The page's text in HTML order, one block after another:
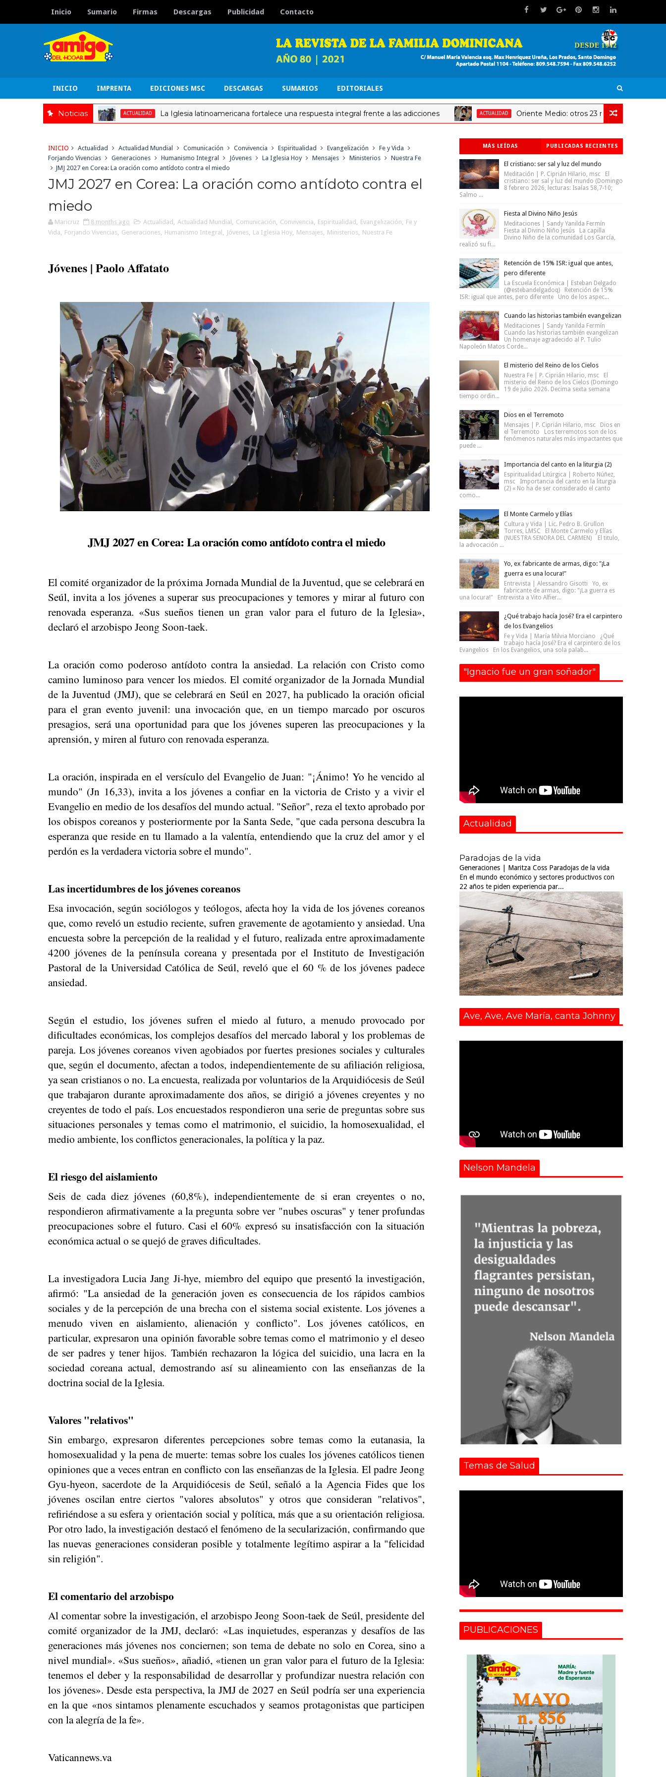
Inicio Sumario Firmas Descargas Publicidad Contacto
INICIO IMPRENTA EDICIONES MSC DESCARGAS SUMARIOS EDITORIALES
Noticias ACTUALIDAD La Iglesia latinoamericana fortalece una respuesta integral frente a las adicciones ACTUALIDAD Oriente Medio: otros 23 millones de niños en riesgo
INICIO Actualidad Actualidad Mundial Comunicación Convivencia Espiritualidad Evangelización
Fe y Vida
Forjando Vivencias
Generaciones Humanismo Integral Jóvenes La Iglesia Hoy Mensajes Ministerios
Nuestra Fe
JMJ 2027 en Corea: La oración como antídoto contra el miedo
JMJ 2027 en Corea: La oración como antídoto contra el
miedo
Maricruz 8 months ago Actualidad , Actualidad Mundial , Comunicación, Convivencia, Espiritualidad , Evangelización, Fe y
Vida, Forjando Vivencias, Generaciones, Humanismo Integral , Jóvenes, La Iglesia Hoy, Mensajes, Ministerios, Nuestra Fe
Jóvenes | Paolo Affatato
JMJ 2027 en Corea: La oración como antídoto contra el miedo
El comité organizador de la próxima Jornada Mundial de la Juventud, que se celebrará en
Seúl, invita a los jóvenes a superar sus preocupaciones y temores y mirar al futuro con
renovada esperanza. «Sus sueños tienen un gran valor para el futuro de la Iglesia»,
declaró el arzobispo Jeong Soon-taek.
La oración como poderoso antídoto contra la ansiedad. La relación con Cristo como
camino luminoso para vencer los miedos. El comité organizador de la Jornada Mundial
de la Juventud (JMJ), que se celebrará en Seúl en 2027, ha publicado la oración oficial
para el gran evento juvenil: una invocación que, en un tiempo marcado por oscuros
presagios, será una oportunidad para que los jóvenes superen las preocupaciones y la
aprensión, y miren al futuro con renovada esperanza.
La oración, inspirada en el versículo del Evangelio de Juan: "¡Ánimo! Yo he vencido al
mundo" (Jn 16,33), invita a los jóvenes a confiar en la victoria de Cristo y a vivir el
Evangelio en medio de los desafíos del mundo actual. "Señor", reza el texto aprobado por
los obispos coreanos y posteriormente por la Santa Sede, "que cada persona descubra la
esperanza que reside en tu llamado a la valentía, entendiendo que la cruz del amor y el
perdón es la verdadera victoria sobre el mundo".
Las incertidumbres de los jóvenes coreanos
Esa invocación, según sociólogos y teólogos, afecta hoy la vida de los jóvenes coreanos
que, como reveló un estudio reciente, sufren gravemente de agotamiento y ansiedad. Una
encuesta sobre la percepción de la realidad y el futuro, realizada entre aproximadamente
4200 jóvenes de la península coreana y presentada por el Instituto de Investigación
Pastoral de la Universidad Católica de Seúl, reveló que el 60 % de los jóvenes padece
ansiedad.
Según el estudio, los jóvenes sufren el miedo al futuro, a menudo provocado por
dificultades económicas, los complejos desafíos del mercado laboral y los problemas de
pareja. Los jóvenes coreanos viven agobiados por fuertes presiones sociales y culturales
que, según el documento, afectan a todos, independientemente de su afiliación religiosa,
ya sean cristianos o no. La encuesta, realizada por voluntarios de la Arquidiócesis de Seúl
que trabajaron durante aproximadamente dos años, se dirigió a jóvenes creyentes y no
creyentes de todo el país. Los encuestados respondieron una serie de preguntas sobre sus
situaciones personales y temas como el matrimonio, el suicidio, la homosexualidad, el
medio ambiente, los conflictos generacionales, la política y la paz.
El riesgo del aislamiento
Seis de cada diez jóvenes (60,8%), independientemente de si eran creyentes o no,
respondieron afirmativamente a la pregunta sobre ver "nubes oscuras" y tener profundas
preocupaciones sobre el futuro. Casi el 60% expresó su insatisfacción con la situación
económica actual o se quejó de graves dificultades.
La investigadora Lucia Jang Ji-hye, miembro del equipo que presentó la investigación,
afirmó: "La ansiedad de la generación joven es consecuencia de los rápidos cambios
sociales y de la percepción de una brecha con el sistema social existente. Los jóvenes a
menudo viven en aislamiento, alienación y conflicto". Los jóvenes católicos, en
particular, expresaron una opinión favorable sobre temas como el matrimonio y el deseo
de ser padres y tener hijos. También rechazaron la lógica del suicidio, una lacra en la
sociedad coreana actual, demostrando así su alineamiento con las enseñanzas de la
doctrina social de la Iglesia.
Valores "relativos"
Sin embargo, expresaron diferentes percepciones sobre temas como la eutanasia, la
homosexualidad y la pena de muerte: temas sobre los cuales los jóvenes católicos tienen
opiniones que a veces entran en conflicto con las enseñanzas de la Iglesia. El padre Jeong
Gyu-hyeon, sacerdote de la Arquidiócesis de Seúl, señaló a la Agencia Fides que los
jóvenes oscilan entre ciertos "valores absolutos" y otros que consideran "relativos",
refiriéndose a su esfera y orientación social y política, más que a su orientación religiosa.
Por otro lado, la investigación destacó el fenómeno de la secularización, confirmando que
las nuevas generaciones consideran posible y totalmente legítimo aspirar a la "felicidad
sin religión".
El comentario del arzobispo
Al comentar sobre la investigación, el arzobispo Jeong Soon-taek de Seúl, presidente del
comité organizador de la JMJ, declaró: «Las inquietudes, esperanzas y desafíos de las
generaciones más jóvenes nos conciernen; son tema de debate no solo en Corea, sino a
nivel mundial». «Sus sueños», añadió, «tienen un gran valor para el futuro de la Iglesia:
tenemos el deber y la responsabilidad de desarrollar y profundizar nuestra relación con
los jóvenes». Desde esta perspectiva, la JMJ de 2027 en Seúl podría ser una experiencia
en la que «nos sintamos plenamente escuchados y seamos protagonistas que participen
con la alegría de la fe».
Vaticannews.va
MÁS LEÍDAS PUBLICADAS RECIENTES
El cristiano: ser sal y luz del mundo
Meditación | P. Ciprián Hilario, msc El
cristiano: ser sal y luz del mundo (Domingo
8 febrero 2026, lecturas: Isaías 58,7-10;
Salmo ...
Fiesta al Divino Niño Jesús
Meditaciones | Sandy Yanilda Fermín
Fiesta al Divino Niño Jesús La capilla
Divino Niño de la comunidad Los García,
realizó su fi...
Retención de 15% ISR: igual que antes,
pero diferente
La Escuela Económica | Esteban Delgado
(@estebandelgadoq) Retención de 15%
ISR: igual que antes, pero diferente Uno de los aspec...
Cuando las historias también evangelizan
Meditaciones | Sandy Yanilda Fermín
Cuando las historias también evangelizan
Un homenaje agradecido al P. Tulio
Napoleón Matos Corde...
El misterio del Reino de los Cielos
Nuestra Fe | P. Ciprián Hilario, msc El
misterio del Reino de los Cielos (Domingo
19 de julio 2026. Decima sexta semana
tiempo ordin...
Dios en el Terremoto
Mensajes | P. Ciprián Hilario, msc Dios en
el Terremoto Los terremotos son de los
fenómenos naturales más impactantes que
puede ...
Importancia del canto en la liturgia (2)
Espiritualidad Litúrgica | Roberto Núñez,
msc Importancia del canto en la liturgia
(2) « No ha de ser considerado el canto
como...
El Monte Carmelo y Elías
Cultura y Vida | Lic. Pedro B. Grullon
Torres, LMSC El Monte Carmelo y Elías
(NUESTRA SENORA DEL CARMEN) El titulo,
la advocación ...
Yo, ex fabricante de armas, digo: "¡La
guerra es una locura!"
Entrevista | Alessandro Gisotti Yo, ex
fabricante de armas, digo: "¡La guerra es
una locura!" Entrevista a Vito Alfier...
¿Qué trabajo hacía José? Era el carpintero
de los Evangelios
Fe y Vida | María Milvia Morciano ¿Qué
trabajo hacía José? Era el carpintero de los
Evangelios En los Evangelios, una sola palab...
"Ignacio fue un gran soñador"
Actualidad
Paradojas de la vida
Generaciones | Maritza Coss Paradojas de la vida
En el mundo económico y sectores productivos con
22 años te piden experiencia par...
Ave, Ave, Ave María, canta Johnny
Nelson Mandela
Temas de Salud
PUBLICACIONES